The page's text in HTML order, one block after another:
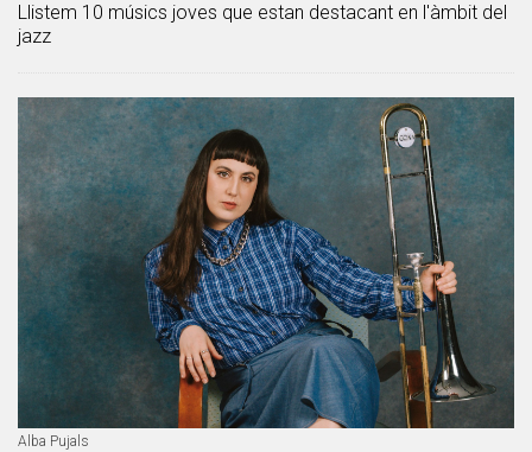
Llistem 10 músics joves que estan destacant en l'àmbit del
jazz
Alba Pujals